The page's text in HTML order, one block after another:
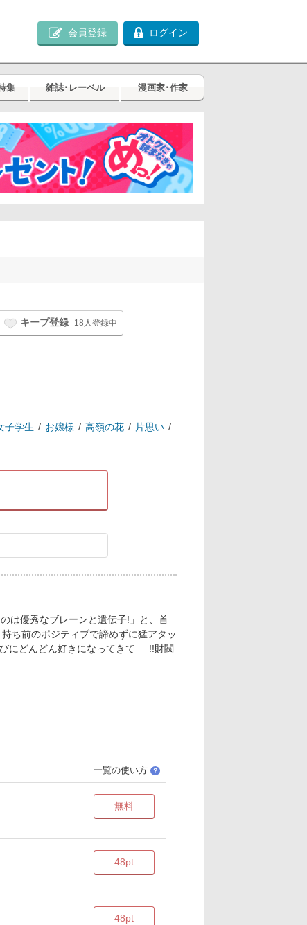
会員登録 ログイン
集 雑誌･レーベル 漫画家･作家
キープ登録 18人登録中
子学生 お嬢様 高嶺の花
片思い
は優秀なブレーンと遺伝子!」と、首
ち前のポジティブで諦めずに猛アタッ
にどんどん好きになってきて──!!財閥
一覧の使い方 ？
無料
48pt
48pt